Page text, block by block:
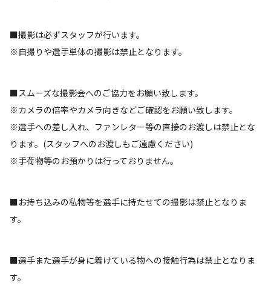
■撮影は必ずスタッフが行います。
※自撮りや選手単体の撮影は禁止となります。
■スムーズな撮影会へのご協力をお願い致します。
※カメラの倍率やカメラ向きなどご確認をお願い致します。
※選手への差し入れ、ファンレター等の直接のお渡しは禁止とな
ります。(スタッフへのお渡しもご遠慮ください)
※手荷物等のお預かりは行っておりません。
■お持ち込みの私物等を選手に持たせての撮影は禁止となりま
す。
■選手また選手が身に着けている物への接触行為は禁止となりま
す。